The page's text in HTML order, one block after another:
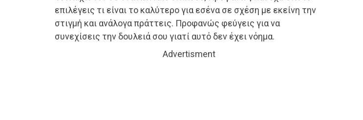
επιλέγεις τι είναι το καλύτερο για εσένα σε σχέση με εκείνη την
στιγμή και ανάλογα πράττεις. Προφανώς φεύγεις για να
συνεχίσεις την δουλειά σου γιατί αυτό δεν έχει νόημα.
Advertisment